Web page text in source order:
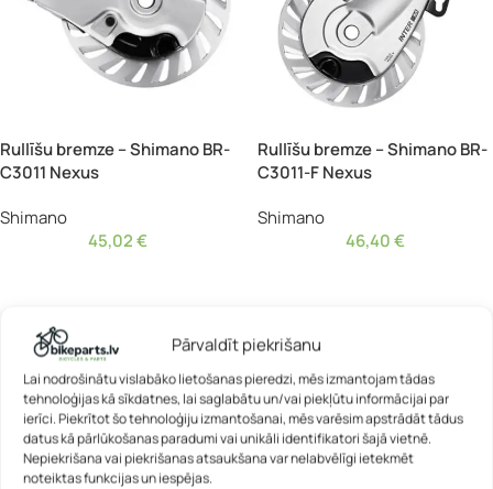
Pārvaldīt piekrišanu
Lai nodrošinātu vislabāko lietošanas pieredzi, mēs izmantojam tādas
tehnoloģijas kā sīkdatnes, lai saglabātu un/vai piekļūtu informācijai par
ierīci. Piekrītot šo tehnoloģiju izmantošanai, mēs varēsim apstrādāt tādus
datus kā pārlūkošanas paradumi vai unikāli identifikatori šajā vietnē.
Nepiekrišana vai piekrišanas atsaukšana var nelabvēlīgi ietekmēt
noteiktas funkcijas un iespējas.
Rullīšu bremze – Shimano BR-
C3011 Nexus
Shimano
45,02€
Rullīšu bremze – Shimano BR-
C3011-F Nexus
Shimano
46,40€